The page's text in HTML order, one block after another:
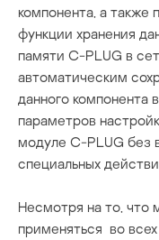
компонента, а также
функции хранения
памяти C-PLUG в
автоматическим
данного компонента
параметров
модуле C-PLUG без
специальных
Несмотря на то, что
применяться во